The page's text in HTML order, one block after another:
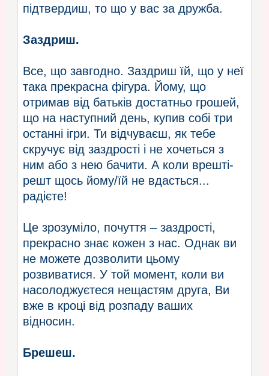
підтвердиш, то що у вас за дружба.
Заздриш.
Все, що завгодно. Заздриш їй, що у неї
така прекрасна фігура. Йому, що
отримав від батьків достатньо грошей,
що на наступний день, купив собі три
останні ігри. Ти відчуваєш, як тебе
скручує від заздрості і не хочеться з
ним або з нею бачити. А коли врешті-
решт щось йому/їй не вдасться...
радієте!
Це зрозуміло, почуття – заздрості,
прекрасно знає кожен з нас. Однак ви
не можете дозволити цьому
розвиватися. У той момент, коли ви
насолоджуєтеся нещастям друга, Ви
вже в кроці від розпаду ваших
відносин.
Брешеш.